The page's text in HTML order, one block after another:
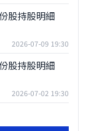
股持股明細
2026-07-09 19:30
股持股明細
2026-07-02 19:30